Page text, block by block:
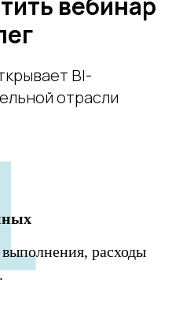
BI-
отрасли
расходы